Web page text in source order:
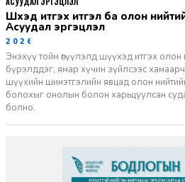
Шүүхэд итгэх итгэл ба олон нийтийн санаа бодол -
Асуудал эргэцүүлэл
2026-06-11
Энэхүү тойм өгүүлэлд шүүхэд итгэх олон
бүрэлддэг, ямар хүчин зүйлсээс хамаарч
шүүхийн шинэтгэлийн явцад олон
болохыг онолын болон харьцуулсан
болно.